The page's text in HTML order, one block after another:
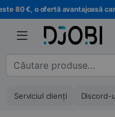
Treci la navigare
Treci la conținut
80 €, o ofertă avantajoasă
Căutare pentru :
Serviciul clienți Discord-